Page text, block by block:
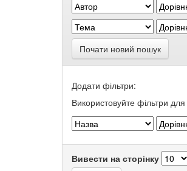
Почати новий пошук
Додати фільтри:
Використовуйте фільтри
Вивести на сторінку